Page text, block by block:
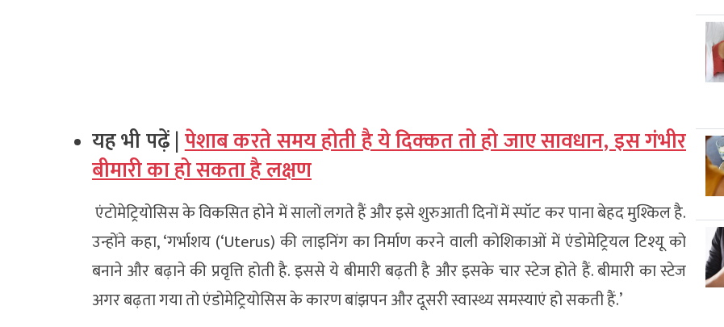
यह भी पढ़ें |पेशाब करते समय होती है ये दिक्‍कत तो हो जाए सावधान, इस गंभीर
बीमारी का हो सकता है लक्षण
एंटोमेट्रियोसिस के विकसित होने में सालों लगते हैं और इसे शुरुआती दिनों में स्पॉट कर पाना बेहद मुश्किल है.
उन्होंने कहा, ‘गर्भाशय (‘Uterus) की लाइनिंग का निर्माण करने वाली कोशिकाओं में एंडोमेट्रियल टिश्यू को
बनाने और बढ़ाने की प्रवृत्ति होती है. इससे ये बीमारी बढ़ती है और इसके चार स्टेज होते हैं. बीमारी का स्टेज
अगर बढ़ता गया तो एंडोमेट्रियोसिस के कारण बांझपन और दूसरी स्वास्थ्य समस्याएं हो सकती हैं.’